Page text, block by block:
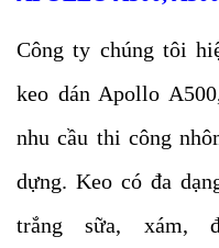
Công ty chúng tôi
keo dán Apollo
nhu cầu thi công
dựng. Keo có đa
trắng sữa, xám,